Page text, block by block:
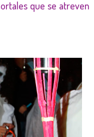
que se atreven